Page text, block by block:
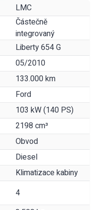
LMC
Částečně
integrovaný
Liberty 654 G
05/2010
133.000 km
Ford
103 kW (140 PS)
2198 cm³
Obvod
Diesel
Klimatizace kabiny
4